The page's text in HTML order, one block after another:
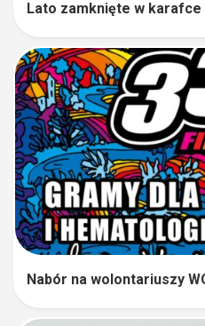
Lato zamknięte w karafce
Nabór na wolontariuszy